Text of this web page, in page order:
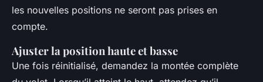
les nouvelles positions ne seront pas prises en
compte.
Ajuster la position haute et basse
Une fois réinitialisé, demandez la montée complète